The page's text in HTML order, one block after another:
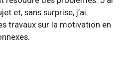
et, sans surprise, j’ai
travaux sur la motivation en